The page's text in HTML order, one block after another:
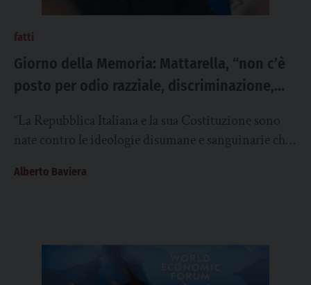
fatti
Giorno della Memoria: Mattarella, “non c’è
posto per odio razziale, discriminazione,
fonda su fratellanza, rispetto, convivenza”
“La Repubblica Italiana e la sua Costituzione sono
nate contro le ideologie disumane e sanguinarie che
Alberto Baviera